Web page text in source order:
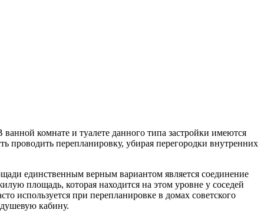
комнате и туалете данного типа застройки имеются
проводить перепланировку, убирая перегородки внутренних
единственным верным вариантом является соединение
площадь, которая находится на этом уровне у соседей
используется при перепланировке в домах советского
кабину.